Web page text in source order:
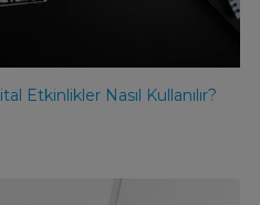
Etkinlikler Nasıl Kullanılır?